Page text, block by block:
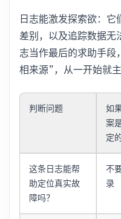
日志能激发探索欲：
差别，以及追踪数据无
志当作最后的求助手
相来源”，从一开始就
判断问题
如
案
定
这条日志能帮
助定位真实故
障吗？
不
录